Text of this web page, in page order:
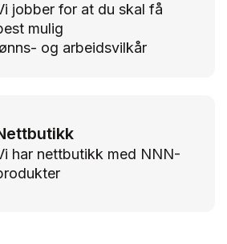
jobber for at du skal få
mulig
og arbeidsvilkår
har nettbutikk med NNN-